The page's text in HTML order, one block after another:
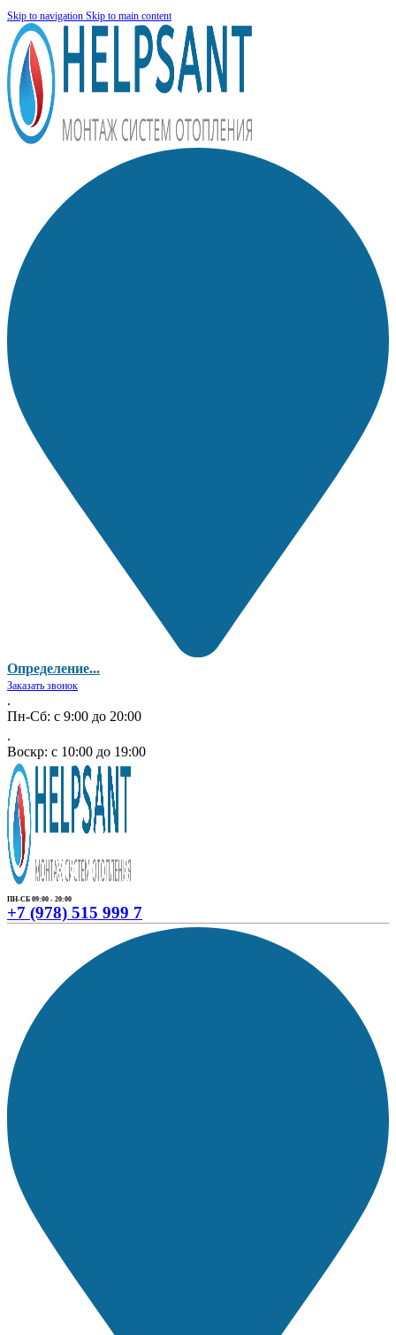
Skip to navigation Skip to main content
Определение...
Заказать звонок
.
Пн-Сб: с 9:00 до 20:00
.
Воскр: с 10:00 до 19:00
ПН-СБ 09:00 - 20:00
+7 (978) 515 999 7